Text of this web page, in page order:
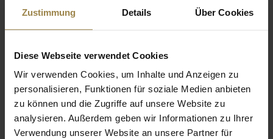
Zustimmung Details Über Cookies
Diese Webseite verwendet Cookies
Wir verwenden Cookies, um Inhalte und Anzeigen zu
personalisieren, Funktionen für soziale Medien anbieten
zu können und die Zugriffe auf unsere Website zu
analysieren. Außerdem geben wir Informationen zu Ihrer
Verwendung unserer Website an unsere Partner für
ZUM ARTIKEL